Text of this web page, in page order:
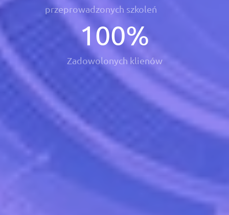
przeprowadzonych szkoleń
100%
Zadowolonych klienów